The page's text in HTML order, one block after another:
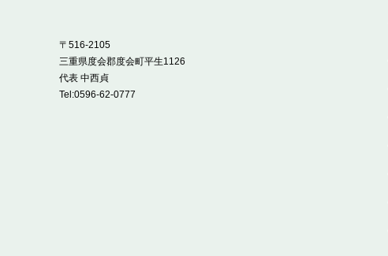
〒516-2105
三重県度会郡度会町平生1126
代表 中西貞
Tel:0596-62-0777